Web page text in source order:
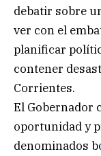
debatir sobre
ver con el
planificar
contener
Corrientes.
El Gobernador
oportunidad y
denominados